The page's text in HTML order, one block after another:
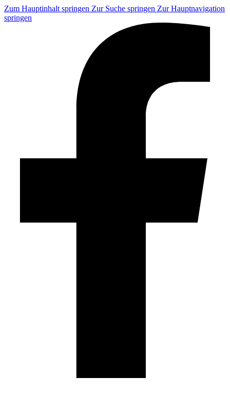
Zum Hauptinhalt springen Zur Suche springen Zur Hauptnavigation
springen